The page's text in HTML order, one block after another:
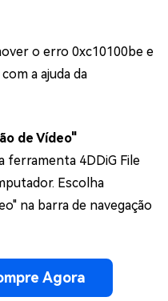
o erro 0xc10100be e
a ajuda da
de Vídeo"
ferramenta 4DDiG File
Escolha
na barra de navegação
Agora